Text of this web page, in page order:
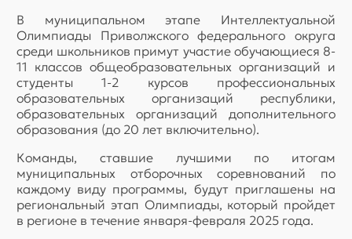
В муниципальном этапе Интеллектуальной
Олимпиады Приволжского федерального округа
среди школьников примут участие обучающиеся 8-
11 классов общеобразовательных организаций и
студенты 1-2 курсов профессиональных
образовательных организаций республики,
образовательных организаций дополнительного
образования (до 20 лет включительно).
Команды, ставшие лучшими по итогам
муниципальных отборочных соревнований по
каждому виду программы, будут приглашены на
региональный этап Олимпиады, который пройдет
в регионе в течение января-февраля 2025 года.